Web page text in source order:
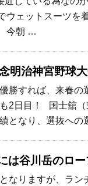
ウェットスーツを
今朝 …
明治神宮野球
勝すれば、来春
2日目！ 国士舘
となり、選抜への
は谷川岳のロ
なりますが、ラン